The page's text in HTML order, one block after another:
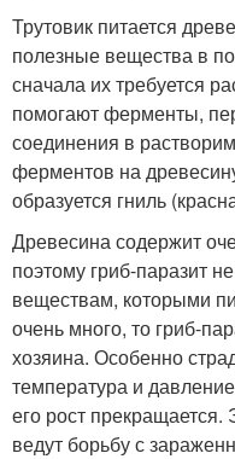
Трутовик питается
полезные вещества в
сначала их требуется
помогают ферменты,
соединения в
ферментов на
образуется гниль
Древесина содержит
поэтому гриб-паразит
веществам, которыми
очень много, то гриб-
хозяина. Особенно
температура и
его рост
ведут борьбу с